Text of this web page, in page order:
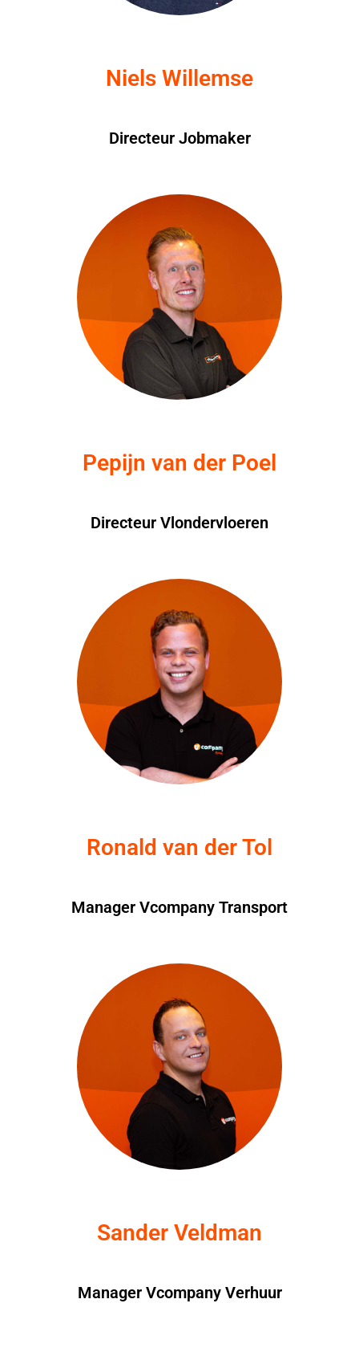
Niels Willemse
Directeur Jobmaker
Pepijn van der Poel
Directeur Vlondervloeren
Ronald van der Tol
Manager Vcompany Transport
Sander Veldman
Manager Vcompany Verhuur